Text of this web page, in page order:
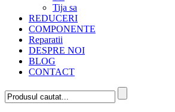
Tija sa
REDUCERI
COMPONENTE
Reparatii
DESPRE NOI
BLOG
CONTACT